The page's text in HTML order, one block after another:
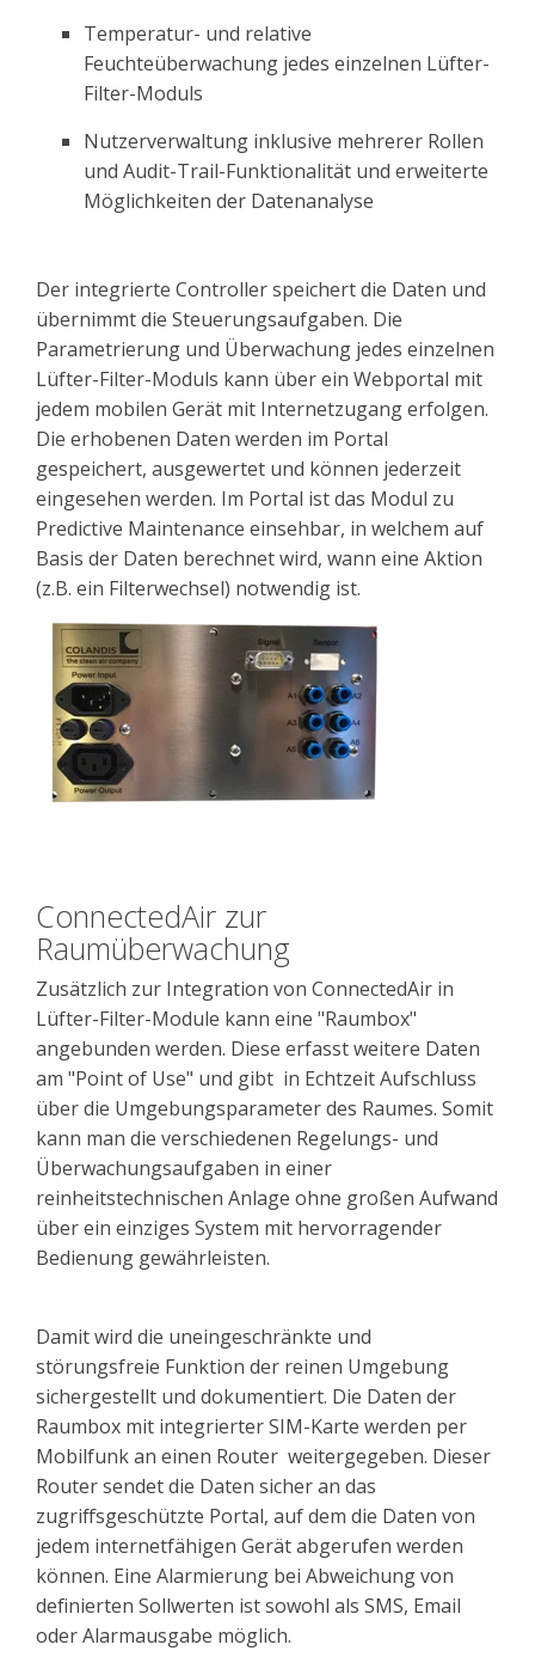
Temperatur- und relative
Feuchteüberwachung jedes einzelnen Lüfter-
Filter-Moduls
Nutzerverwaltung inklusive mehrerer Rollen
und Audit-Trail-Funktionalität und erweiterte
Möglichkeiten der Datenanalyse
Der integrierte Controller speichert die Daten und
übernimmt die Steuerungsaufgaben. Die
Parametrierung und Überwachung jedes einzelnen
Lüfter-Filter-Moduls kann über ein Webportal mit
jedem mobilen Gerät mit Internetzugang erfolgen.
Die erhobenen Daten werden im Portal
gespeichert, ausgewertet und können jederzeit
eingesehen werden. Im Portal ist das Modul zu
Predictive Maintenance einsehbar, in welchem auf
Basis der Daten berechnet wird, wann eine Aktion
(z.B. ein Filterwechsel) notwendig ist.
ConnectedAir zur
Raumüberwachung
Zusätzlich zur Integration von ConnectedAir in
Lüfter-Filter-Module kann eine "Raumbox"
angebunden werden. Diese erfasst weitere Daten
am "Point of Use" und gibt in EchtzeitAufschluss
über die Umgebungsparameter des Raumes. Somit
kann man die verschiedenen Regelungs- und
Überwachungsaufgaben in einer
reinheitstechnischen Anlage ohne großen Aufwand
über ein einziges System mit hervorragender
Bedienung gewährleisten.
Damit wird die uneingeschränkte und
störungsfreie Funktion der reinen Umgebung
sichergestellt und dokumentiert. Die Daten der
Raumbox mit integrierter SIM-Karte werden per
Mobilfunk an einen Router weitergegeben. Dieser
Router sendet die Daten sicher an das
zugriffsgeschützte Portal, auf dem die Daten von
jedem internetfähigen Gerät abgerufen werden
können. Eine Alarmierung bei Abweichung von
definierten Sollwerten ist sowohl als SMS, Email
oder Alarmausgabe möglich.